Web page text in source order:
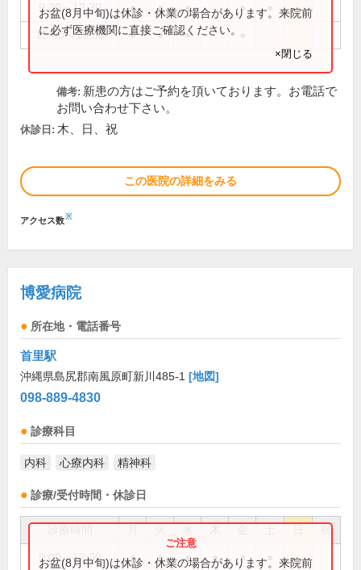
9:30～12:30 ● ● ● ●
15:00～18:30 ● ● ●
お盆(8月中旬)は休診・休業の場合があります。来院前
に必ず医療機関に直接ご確認ください。
×閉じる
備考: 新患の方はご予約を頂いております。お電話で
お問い合わせ下さい。
休診日: 木、日、祝
この医院の詳細をみる
アクセス数※
博愛病院
所在地・電話番号
首里駅
沖縄県島尻郡南風原町新川485-1 [地図]
098-889-4830
診療科目
内科 心療内科 精神科
診療/受付時間・休診日
祝
9:00～12:00 ● ● ● ● ●
お盆(8月中旬)は休診・休業の場合があります。来院前